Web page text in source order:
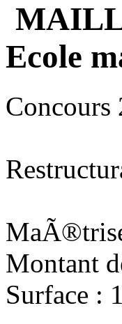
Ecole
Concours
Montant
Surface :